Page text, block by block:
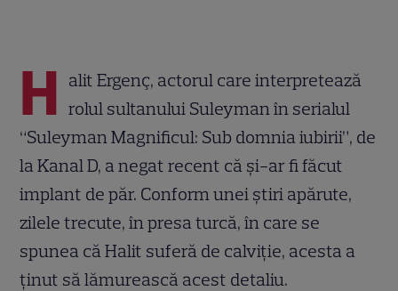
H alit Ergenç, actorul care interpretează
rolul sultanului Suleyman în serialul
“Suleyman Magnificul: Sub domnia iubirii”, de
la Kanal D, a negat recent că şi-ar fi făcut
implant de păr. Conform unei ştiri apărute,
zilele trecute, în presa turcă, în care se
spunea că Halit suferă de calviţie, acesta a
ţinut să lămurească acest detaliu.